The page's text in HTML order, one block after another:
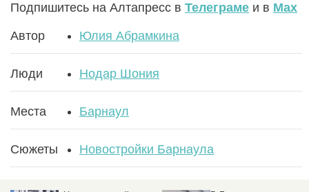
Подпишитесь на Алтапресс в Телеграме и в Max
Автор Юлия Абрамкина
Люди Нодар Шония
Места Барнаул
Сюжеты Новостройки Барнаула